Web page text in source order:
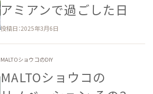
アミアンで​過ごした​日
投稿日：2025年3月6日
MALTOショウコのDIY
MALTOショウコの​